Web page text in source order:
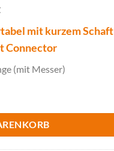
mit kurzem Schaft
Connector
(mit Messer)